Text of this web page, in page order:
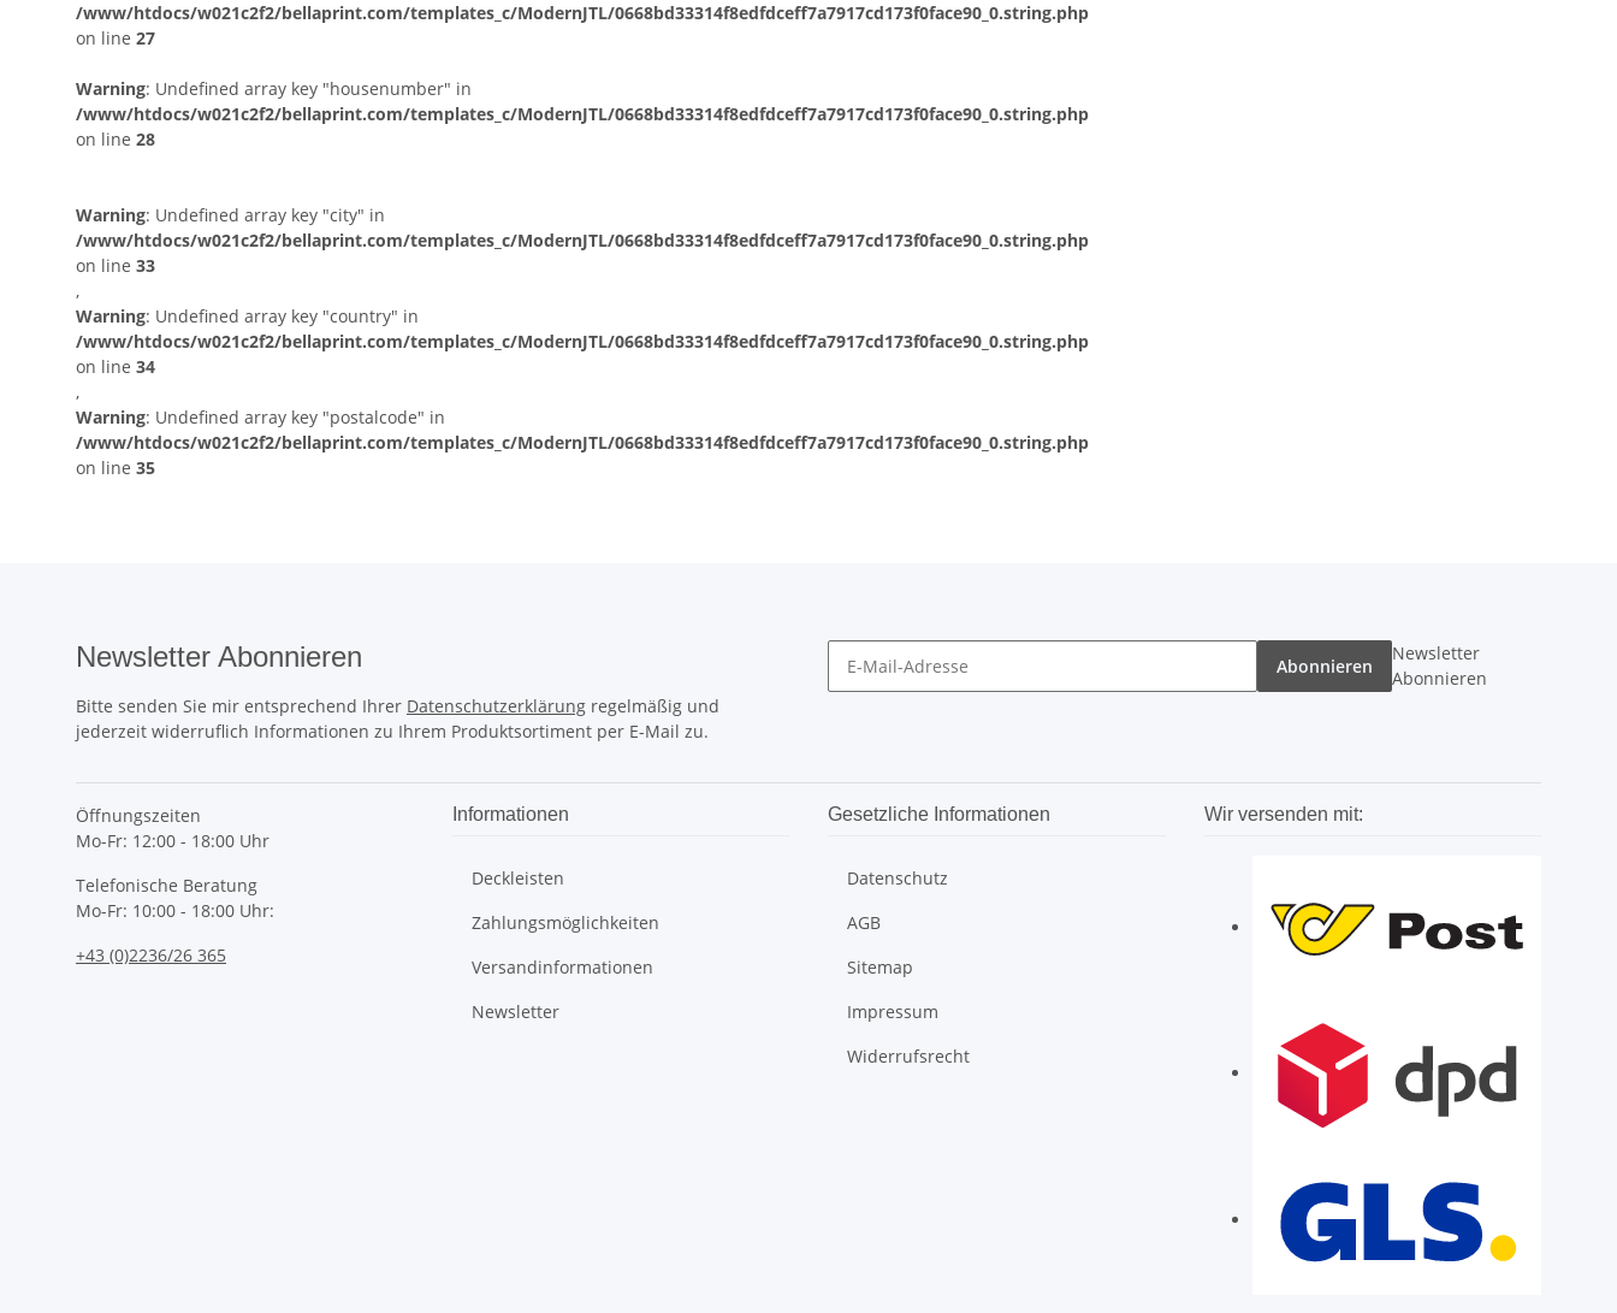
/www/htdocs/w021c2f2/bellaprint.com/templates_c/ModernJTL/0668bd33314f8edfdceff7a7917cd173f0face90_0.string.php
on line 27
Warning: Undefined array key "housenumber" in
/www/htdocs/w021c2f2/bellaprint.com/templates_c/ModernJTL/0668bd33314f8edfdceff7a7917cd173f0face90_0.string.php
on line 28
Warning: Undefined array key "city" in
/www/htdocs/w021c2f2/bellaprint.com/templates_c/ModernJTL/0668bd33314f8edfdceff7a7917cd173f0face90_0.string.php
on line 33
,
Warning: Undefined array key "country" in
/www/htdocs/w021c2f2/bellaprint.com/templates_c/ModernJTL/0668bd33314f8edfdceff7a7917cd173f0face90_0.string.php
on line 34
,
Warning: Undefined array key "postalcode" in
/www/htdocs/w021c2f2/bellaprint.com/templates_c/ModernJTL/0668bd33314f8edfdceff7a7917cd173f0face90_0.string.php
on line 35
Newsletter Abonnieren
Bitte senden Sie mir entsprechend Ihrer Datenschutzerklärung regelmäßig und
jederzeit widerruflich Informationen zu Ihrem Produktsortiment per E-Mail zu.
Abonnieren
Newsletter
Abonnieren
Öffnungszeiten
Mo-Fr: 12:00 - 18:00 Uhr
Telefonische Beratung
Mo-Fr: 10:00 - 18:00 Uhr:
+43 (0)2236/26 365
Informationen
Deckleisten
Zahlungsmöglichkeiten
Versandinformationen
Newsletter
Gesetzliche Informationen
Datenschutz
AGB
Sitemap
Impressum
Widerrufsrecht
Wir versenden mit: